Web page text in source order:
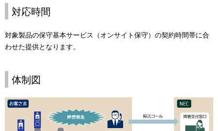
対応時間
対象製品の保守基本サービス（オンサイト保守）の契約時間帯に合
わせた提供となります。
体制図